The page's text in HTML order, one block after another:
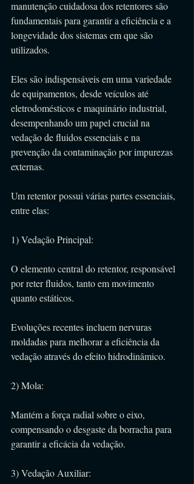
manutenção cuidadosa dos retentores são
fundamentais para garantir a eficiência e a
longevidade dos sistemas em que são
utilizados.
Eles são indispensáveis em uma variedade
de equipamentos, desde veículos até
eletrodomésticos e maquinário industrial,
desempenhando um papel crucial na
vedação de fluidos essenciais e na
prevenção da contaminação por impurezas
externas.
Um retentor possui várias partes essenciais,
entre elas:
1) Vedação Principal:
O elemento central do retentor, responsável
por reter fluidos, tanto em movimento
quanto estáticos.
Evoluções recentes incluem nervuras
moldadas para melhorar a eficiência da
vedação através do efeito hidrodinâmico.
2) Mola:
Mantém a força radial sobre o eixo,
compensando o desgaste da borracha para
garantir a eficácia da vedação.
3) Vedação Auxiliar: